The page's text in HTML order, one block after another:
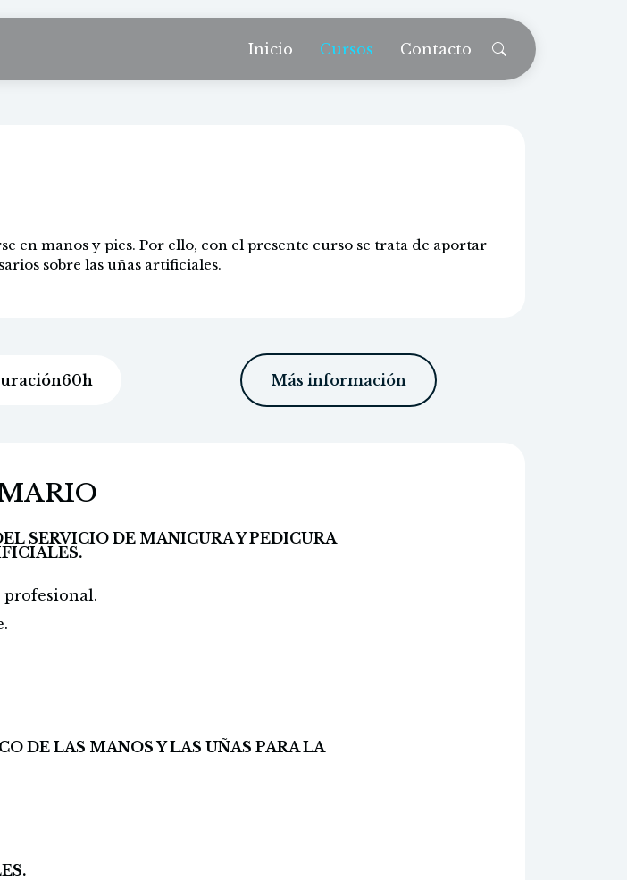
Inicio Cursos Contacto
en manos y pies. Por ello, con el presente curso se trata de aportar
sobre las uñas artificiales.
60h Más información
SERVICIO DE MANICURA Y PEDICURA
DE LAS MANOS Y LAS UÑAS PARA LA